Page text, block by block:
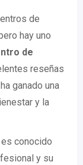
de
hay uno
de
reseñas
ganado una
y la
es conocido
y su